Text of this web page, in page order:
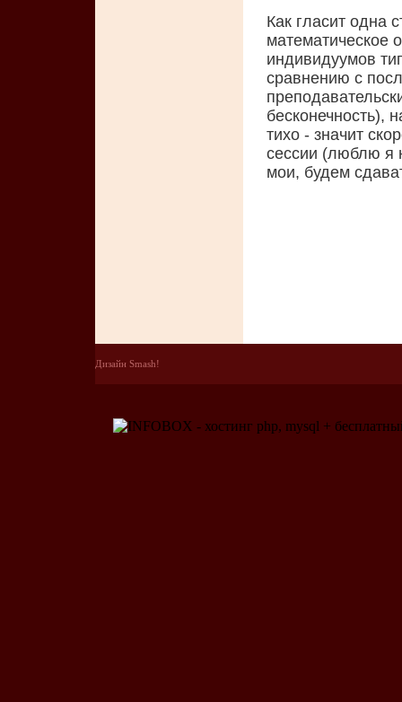
Как гласит одна
математическое
индивидуумов
сравнению с
бесконечность),
тихо - значит
сессии (люблю я
мои, будем
Дизайн Smash!